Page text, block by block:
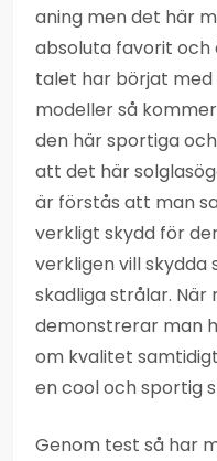
aning men det här
absoluta favorit och
talet har börjat
modeller så
den här sportiga
att det här
är förstås att man
verkligt skydd för
verkligen vill skydda
skadliga strålar. När
demonstrerar man
om kvalitet
en cool och sportig
Genom test så har